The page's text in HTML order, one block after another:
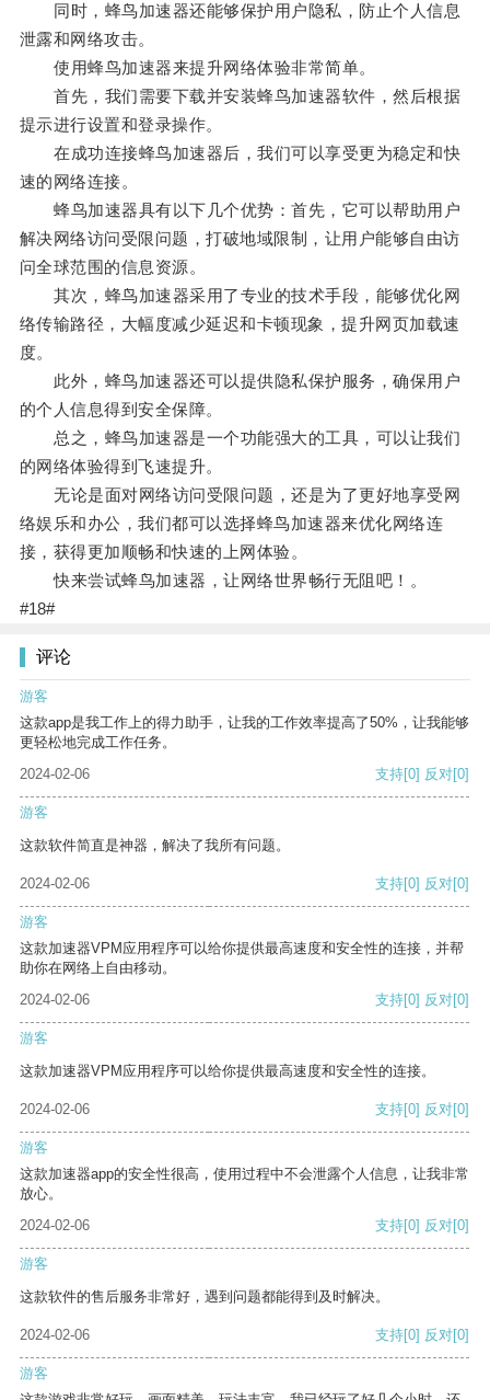
同时，蜂鸟加速器还能够保护用户隐私，防止个人信息
泄露和网络攻击。
使用蜂鸟加速器来提升网络体验非常简单。
首先，我们需要下载并安装蜂鸟加速器软件，然后根据
提示进行设置和登录操作。
在成功连接蜂鸟加速器后，我们可以享受更为稳定和快
速的网络连接。
蜂鸟加速器具有以下几个优势：首先，它可以帮助用户
解决网络访问受限问题，打破地域限制，让用户能够自由访
问全球范围的信息资源。
其次，蜂鸟加速器采用了专业的技术手段，能够优化网
络传输路径，大幅度减少延迟和卡顿现象，提升网页加载速
度。
此外，蜂鸟加速器还可以提供隐私保护服务，确保用户
的个人信息得到安全保障。
总之，蜂鸟加速器是一个功能强大的工具，可以让我们
的网络体验得到飞速提升。
无论是面对网络访问受限问题，还是为了更好地享受网
络娱乐和办公，我们都可以选择蜂鸟加速器来优化网络连
接，获得更加顺畅和快速的上网体验。
快来尝试蜂鸟加速器，让网络世界畅行无阻吧！。
#18#
评论
游客
这款app是我工作上的得力助手，让我的工作效率提高了50%，让我能够
更轻松地完成工作任务。
2024-02-06
支持[0] 反对[0]
游客
这款软件简直是神器，解决了我所有问题。
2024-02-06 支持[0] 反对[0]
游客
这款加速器VPM应用程序可以给你提供最高速度和安全性的连接，并帮
助你在网络上自由移动。
2024-02-06
支持[0] 反对[0]
游客
这款加速器VPM应用程序可以给你提供最高速度和安全性的连接。
2024-02-06 支持[0] 反对[0]
游客
这款加速器app的安全性很高，使用过程中不会泄露个人信息，让我非常
放心。
2024-02-06
支持[0] 反对[0]
游客
这款软件的售后服务非常好，遇到问题都能得到及时解决。
2024-02-06 支持[0] 反对[0]
游客